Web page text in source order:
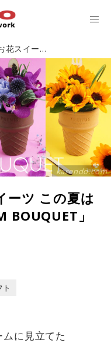
大切な人へ贈るお花スイーツ この夏はカラフルな「ICECREAM BOUQUET」をあの人へ
karendo.com
ーツ この夏は
BOUQUET」
ト
に見立てた